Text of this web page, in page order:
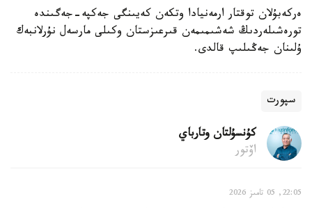
ەركەبۇلان توقتار ارمەنيادا وتكەن كەيىنگى جەكپە-جەگىندە
تورەشىلەردىڭ شەشىمىمەن قىرعىزستان وكىلى مارسەل نۇرلانبەك
ۇلىنان جەڭىلىپ قالدى.
سپورت
كۇنسۇلتان وتارباي
اۆتور
22:05, 05 تامىز 2026